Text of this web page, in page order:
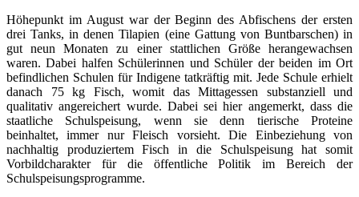
Höhepunkt im August war der Beginn des Abfischens der ersten
drei Tanks, in denen Tilapien (eine Gattung von Buntbarschen) in
gut neun Monaten zu einer stattlichen Größe herangewachsen
waren. Dabei halfen Schülerinnen und Schüler der beiden im Ort
befindlichen Schulen für Indigene tatkräftig mit. Jede Schule erhielt
danach 75 kg Fisch, womit das Mittagessen substanziell und
qualitativ angereichert wurde. Dabei sei hier angemerkt, dass die
staatliche Schulspeisung, wenn sie denn tierische Proteine
beinhaltet, immer nur Fleisch vorsieht. Die Einbeziehung von
nachhaltig produziertem Fisch in die Schulspeisung hat somit
Vorbildcharakter für die öffentliche Politik im Bereich der
Schulspeisungsprogramme.